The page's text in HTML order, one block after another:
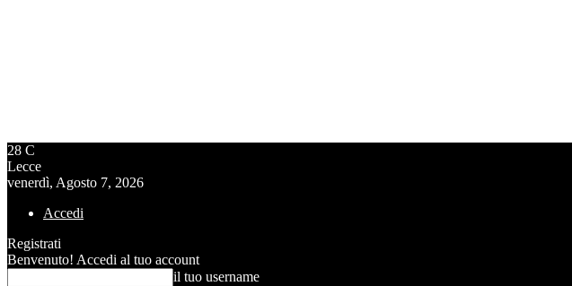
28 C
Lecce
venerdì, Agosto 7, 2026
Accedi
Registrati
Benvenuto! Accedi al tuo account
il tuo username